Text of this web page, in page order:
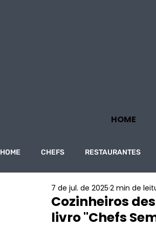
HOME
HOME CHEFS RESTAURANTES
PROJECTOS TURISMO
Cozinheiros
livro "Chefs
7 de jul. de 2025 2 min de